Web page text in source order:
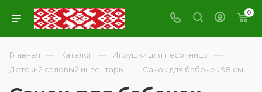
0
Главная — Каталог — Игрушки для песочницы —
Детский садовый инвентарь — Сачок для бабочек 98 см